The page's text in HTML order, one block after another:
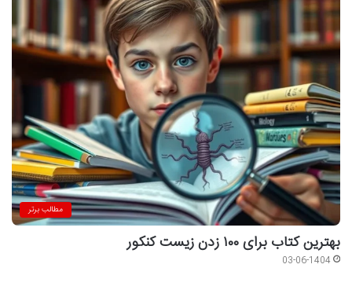
مطالب برتر
بهترین کتاب برای ۱۰۰ زدن زیست کنکور
03-06-1404